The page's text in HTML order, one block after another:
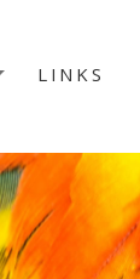
LINKS